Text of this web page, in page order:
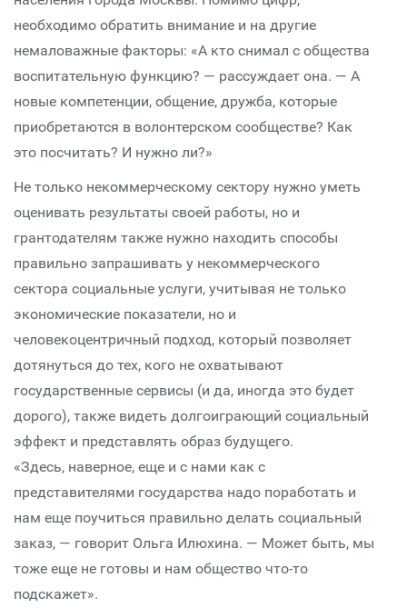
необходимо обратить внимание и на другие
немаловажные факторы: «А кто снимал с общества
воспитательную функцию? — рассуждает она. — А
новые компетенции, общение, дружба, которые
приобретаются в волонтерском сообществе? Как
это посчитать? И нужно ли?»
Не только некоммерческому сектору нужно уметь
оценивать результаты своей работы, но и
грантодателям также нужно находить способы
правильно запрашивать у некоммерческого
сектора социальные услуги, учитывая не только
экономические показатели, но и
человекоцентричный подход, который позволяет
дотянуться до тех, кого не охватывают
государственные сервисы (и да, иногда это будет
дорого), также видеть долгоиграющий социальный
эффект и представлять образ будущего.
«Здесь, наверное, еще и с нами как с
представителями государства надо поработать и
нам еще поучиться правильно делать социальный
заказ, — говорит Ольга Илюхина. — Может быть, мы
тоже еще не готовы и нам общество что-то
подскажет».